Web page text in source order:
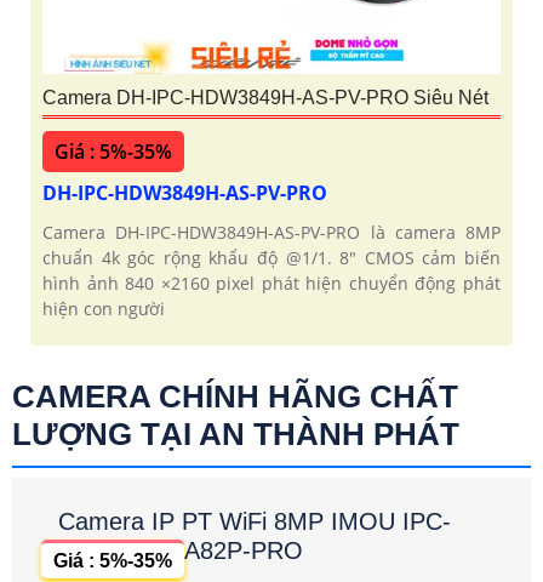
Camera DH-IPC-HDW3849H-AS-PV-PRO Siêu Nét
Giá : 5%-35%
DH-IPC-HDW3849H-AS-PV-PRO
Camera DH-IPC-HDW3849H-AS-PV-PRO là camera 8MP
chuẩn 4k góc rộng khẩu độ @1/1. 8" CMOS cảm biến
hình ảnh 840 ×2160 pixel phát hiện chuyển động phát
hiện con người
CAMERA CHÍNH HÃNG CHẤT
LƯỢNG TẠI AN THÀNH PHÁT
Camera IP PT WiFi 8MP IMOU IPC-
A82P-PRO
Giá : 5%-35%